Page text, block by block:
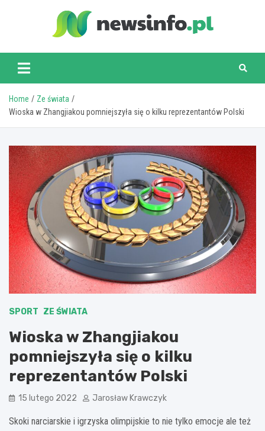
newsinfo.pl
Home
Ze świata
Wioska w Zhangjiakou pomniejszyła się o kilku reprezentantów Polski
SPORT ZE ŚWIATA
Wioska w Zhangjiakou
pomniejszyła się o kilku
reprezentantów Polski
15 lutego 2022 Jarosław Krawczyk
Skoki narciarskie i igrzyska olimpijskie to nie tylko emocje ale też